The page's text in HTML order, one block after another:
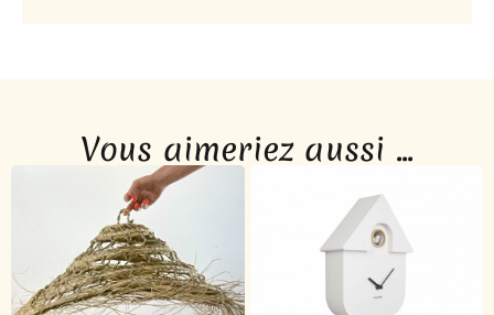
Vous aimeriez aussi ...